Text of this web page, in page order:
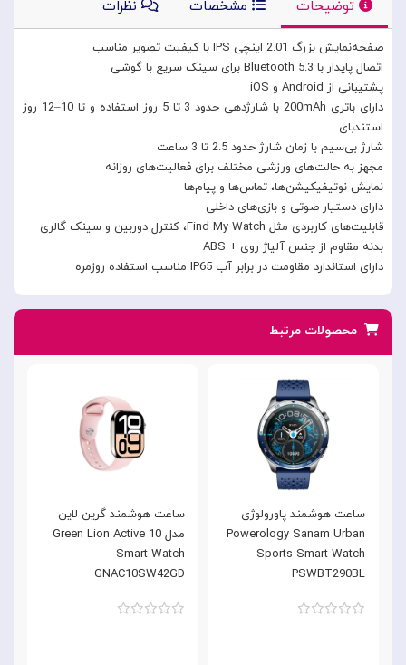
توضیحات مشخصات نظرات
صفحه‌نمایش بزرگ 2.01 اینچی IPS با کیفیت تصویر مناسب
اتصال پایدار با Bluetooth 5.3 برای سینک سریع با گوشی
پشتیبانی از Android و iOS
دارای باتری 200mAh با شارژدهی حدود 3 تا 5 روز استفاده و تا 10–12 روز
استندبای
شارژ بی‌سیم با زمان شارژ حدود 2.5 تا 3 ساعت
مجهز به حالت‌های ورزشی مختلف برای فعالیت‌های روزانه
نمایش نوتیفیکیشن‌ها، تماس‌ها و پیام‌ها
دارای دستیار صوتی و بازی‌های داخلی
قابلیت‌های کاربردی مثل Find My Watch، کنترل دوربین و سینک گالری
بدنه مقاوم از جنس آلیاژ روی + ABS
دارای استاندارد مقاومت در برابر آب IP65 مناسب استفاده روزمره
محصولات مرتبط
ساعت هوشمند گرین لاین
مدل Green Lion Active 10
Smart Watch
GNAC10SW42GD
ساعت هوشمند پاورولوژی
Powerology Sanam Urban
Sports Smart Watch
PSWBT290BL